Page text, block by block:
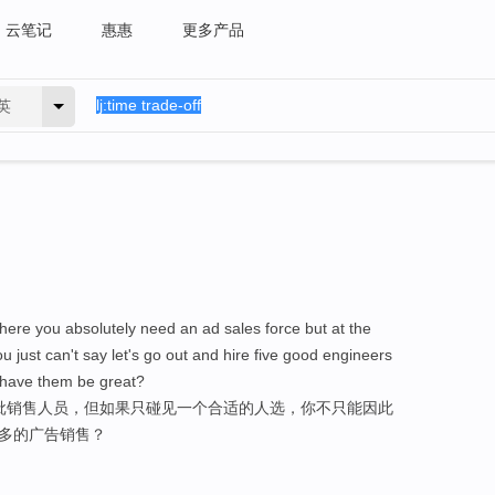
云笔记 惠惠 更多产品
you absolutely need an ad sales force but at the
just can't say let's go out and hire five good engineers
them be great?
售人员，但如果只碰见一个合适的人选，你不只能因此
的广告销售？